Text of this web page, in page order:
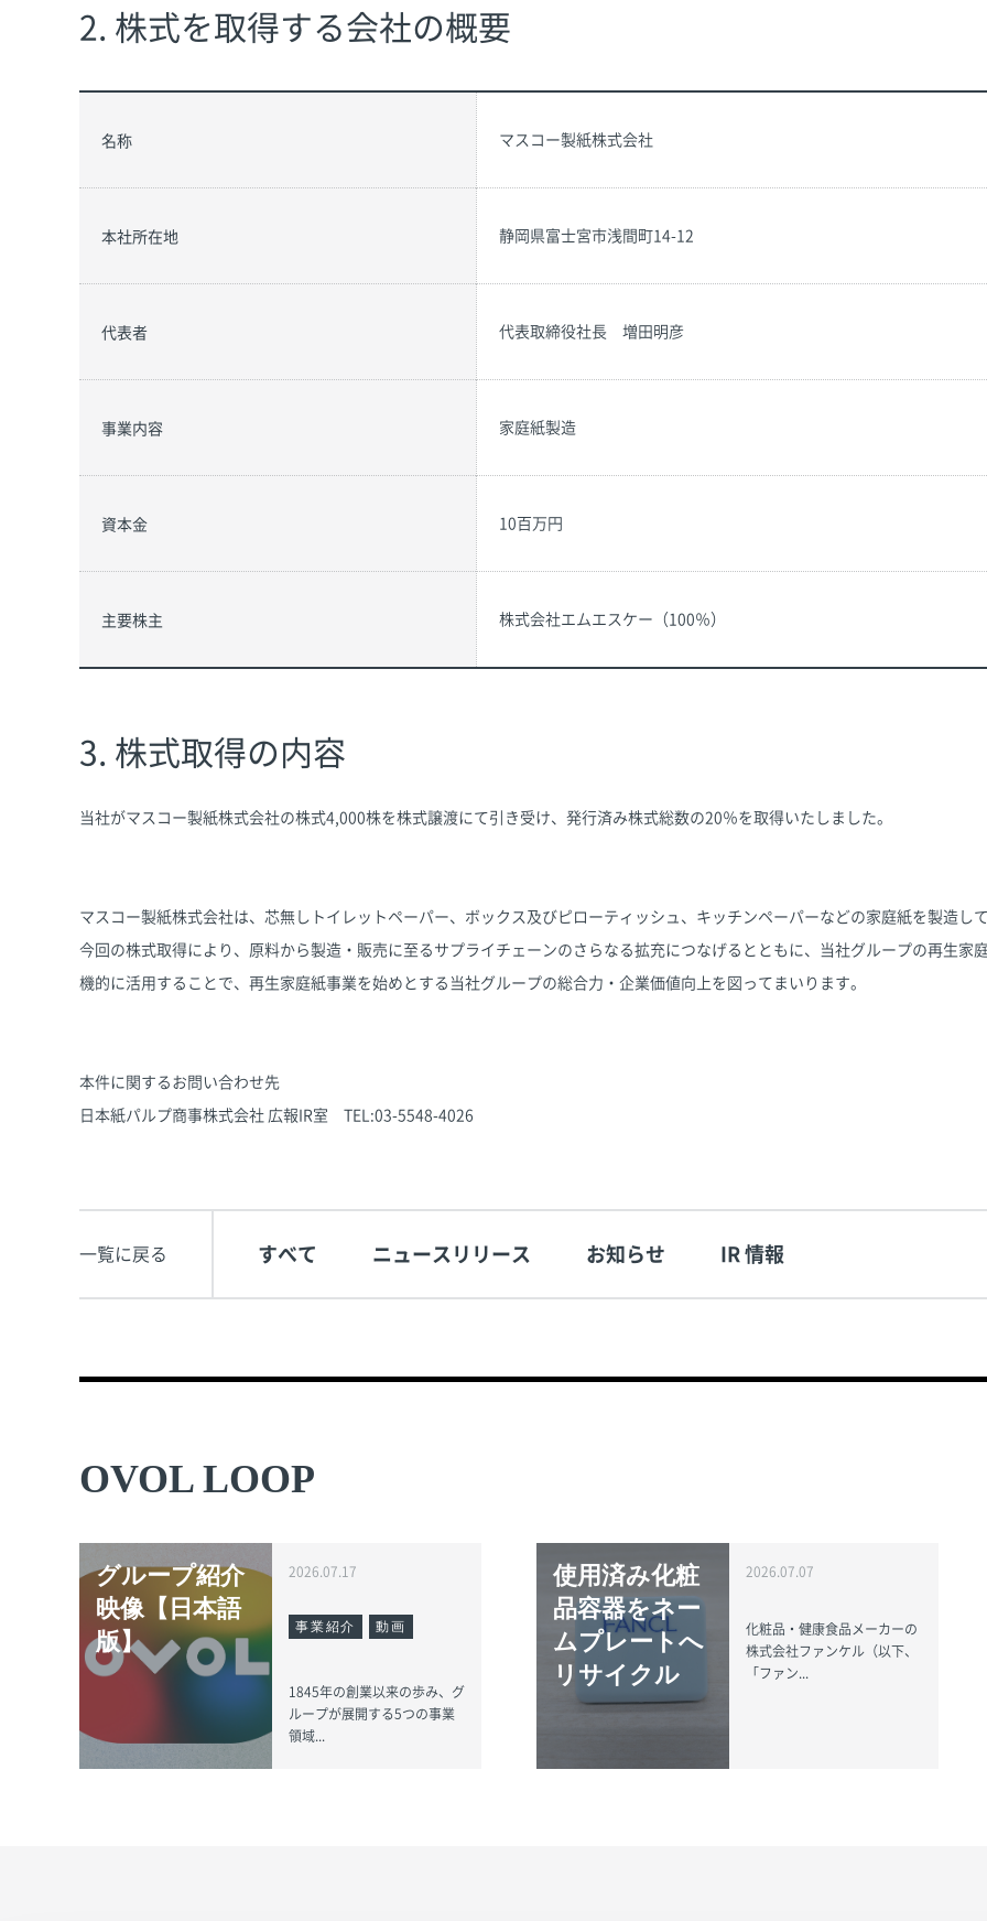
2. 株式を取得する会社の概要
名称 マスコー製紙株式会社
本社所在地 静岡県富士宮市浅間町14-12
代表者 代表取締役社長 増田明彦
事業内容 家庭紙製造
資本金 10百万円
主要株主 株式会社エムエスケー（100％）
3. 株式取得の内容
当社がマスコー製紙株式会社の株式4,000株を株式譲渡にて引き受け、発行済み株式総数の20％を取得いたしました。
マスコー製紙株式会社は、芯無しトイレットペーパー、ボックス及びピローティッシュ、キッチンペーパーなどの家庭紙を製造して
今回の株式取得により、原料から製造・販売に至るサプライチェーンのさらなる拡充につなげるとともに、当社グループの再生家
機的に活用することで、再生家庭紙事業を始めとする当社グループの総合力・企業価値向上を図ってまいります。
本件に関するお問い合わせ先
日本紙パルプ商事株式会社 広報IR室 TEL:03-5548-4026
一覧に戻る すべて ニュースリリース お知らせ IR 情報
OVOL LOOP
グループ紹介
映像【日本語
版】
2026.07.17
事業紹介 動画
1845年の創業以来の歩み、グ
ループが展開する5つの事業
領域...
使用済み化粧
品容器をネー
ムプレートへ
リサイクル
2026.07.07
化粧品・健康食品メーカーの
株式会社ファンケル（以下、
「ファン...